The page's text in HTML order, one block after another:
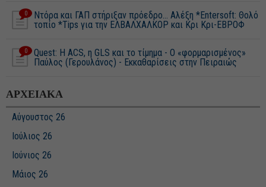
0
Ντόρα και ΓΑΠ στήριξαν πρόεδρο… Αλέξη *Entersoft: Θολό
τοπίο *Tips για την ΕΛΒΑΛΧΑΛΚΟΡ και Κρι Κρι-ΕΒΡΟΦ
0
Quest: H ACS, η GLS και το τίμημα - Ο «φορμαρισμένος»
Παύλος (Γερουλάνος) - Εκκαθαρίσεις στην Πειραιώς
ΑΡΧΕΙΑΚΑ
Αύγουστος 26
Ιούλιος 26
Ιούνιος 26
Μάιος 26